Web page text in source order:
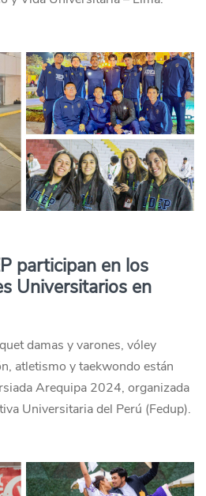
participan en los
Universitarios en
damas y varones, vóley
atletismo y taekwondo están
Arequipa 2024, organizada
Universitaria del Perú (Fedup).